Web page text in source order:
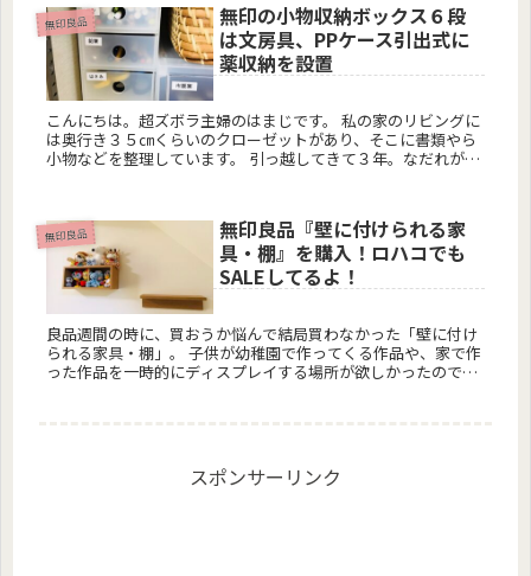
無印良品
無印の小物収納ボックス６段
は文房具、PPケース引出式に
薬収納を設置
こんにちは。超ズボラ主婦のはまじです。 私の家のリビングに
は奥行き３５㎝くらいのクローゼットがあり、そこに書類やら
小物などを整理しています。 引っ越してきて３年。なだれがお
無印良品
無印良品『壁に付けられる家
具・棚』を購入！ロハコでも
SALEしてるよ！
良品週間の時に、買おうか悩んで結局買わなかった「壁に付け
られる家具・棚」。 子供が幼稚園で作ってくる作品や、家で作
った作品を一時的にディスプレイする場所が欲しかったので
スポンサーリンク